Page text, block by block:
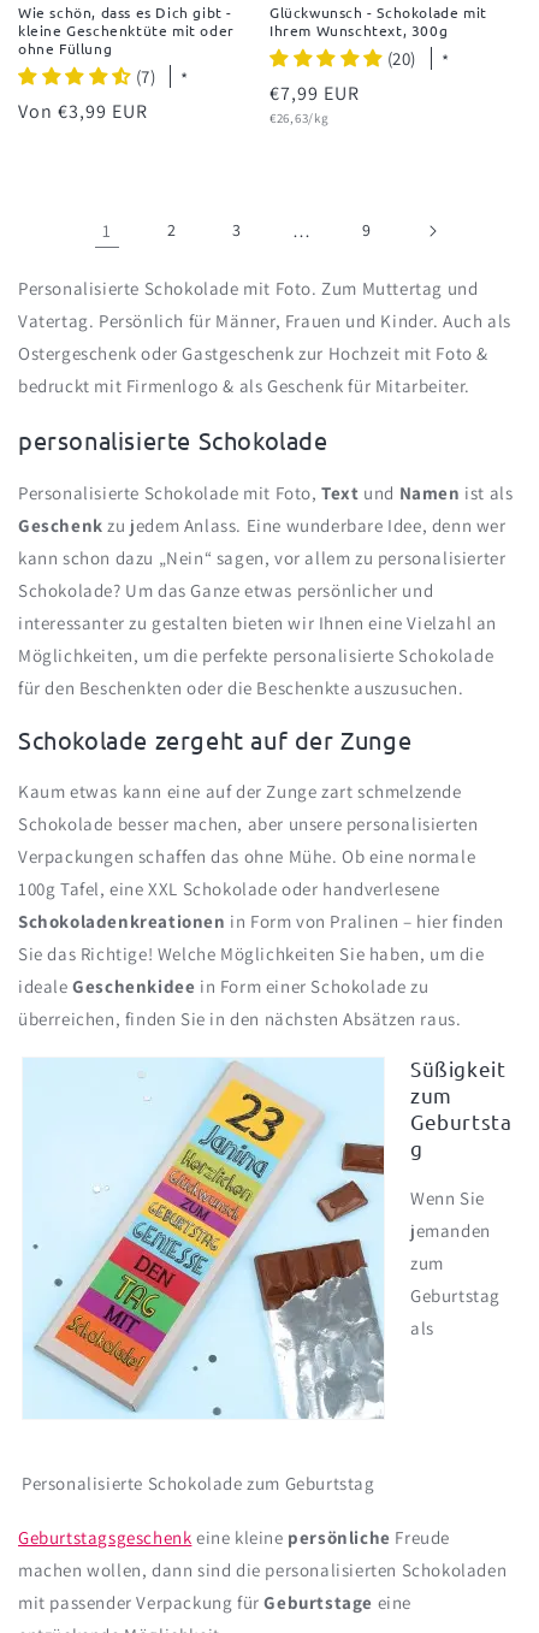
Wie schön, dass es Dich gibt -
kleine Geschenktüte mit oder
ohne Füllung
(7) *
Normaler
Von €3,99 EUR
Glückwunsch - Schokolade mit
Ihrem Wunschtext, 300g
(20) *
Normaler
Preis
€7,99 EUR
Grundpreis
€26,63/kg
1 2 3 … 9
Personalisierte Schokolade mit Foto. Zum Muttertag und
Vatertag. Persönlich für Männer, Frauen und Kinder. Auch als
Ostergeschenk oder Gastgeschenk zur Hochzeit mit Foto &
bedruckt mit Firmenlogo & als Geschenk für Mitarbeiter.
K
t
e
g
o
r
i
e
personalisierte Schokolade
Personalisierte Schokolade mit Foto, Text und Namen ist als
Geschenk zu jedem Anlass. Eine wunderbare Idee, denn wer
kann schon dazu „Nein“ sagen, vor allem zu personalisierter
Schokolade? Um das Ganze etwas persönlicher und
interessanter zu gestalten bieten wir Ihnen eine Vielzahl an
Möglichkeiten, um die perfekte personalisierte Schokolade
für den Beschenkten oder die Beschenkte auszusuchen.
Schokolade zergeht auf der Zunge
Kaum etwas kann eine auf der Zunge zart schmelzende
Schokolade besser machen, aber unsere personalisierten
Verpackungen schaffen das ohne Mühe. Ob eine normale
100g Tafel, eine XXL Schokolade oder handverlesene
Schokoladenkreationen in Form von Pralinen – hier finden
Sie das Richtige! Welche Möglichkeiten Sie haben, um die
idealeGeschenkidee in Form einer Schokolade zu
überreichen, finden Sie in den nächsten Absätzen raus.
Personalisierte Schokolade zum Geburtstag
Süßigkeit
zum
Geburtsta
g
Wenn Sie
jemanden
zum
Geburtstag
als
Geburtstagsgeschenk eine kleine persönliche Freude
machen wollen, dann sind die personalisierten Schokoladen
mit passender Verpackung fürGeburtstage eine